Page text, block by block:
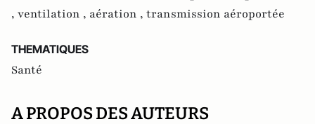
, ventilation , aération , transmission aéroportée
THEMATIQUES
Santé
A PROPOS DES AUTEURS